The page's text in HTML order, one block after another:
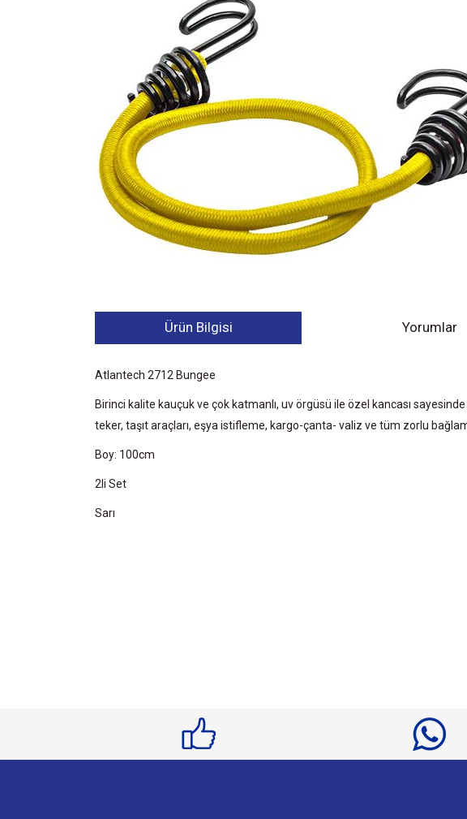
Ürün Bilgisi Yorumlar
Atlantech 2712 Bungee
Birinci kalite kauçuk ve çok katmanlı, uv örgüsü ile özel kancası
teker, taşıt araçları, eşya istifleme, kargo-çanta- valiz ve tüm zorlu
Boy: 100cm
2li Set
Sarı
Ürün fiyatı diğer sitelerden daha pahalı.
Bu ürüne benzer farklı alternatifler olmalı.